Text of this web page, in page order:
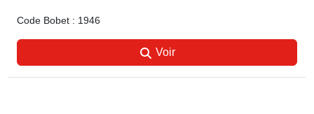
Code Bobet : 1946
Voir